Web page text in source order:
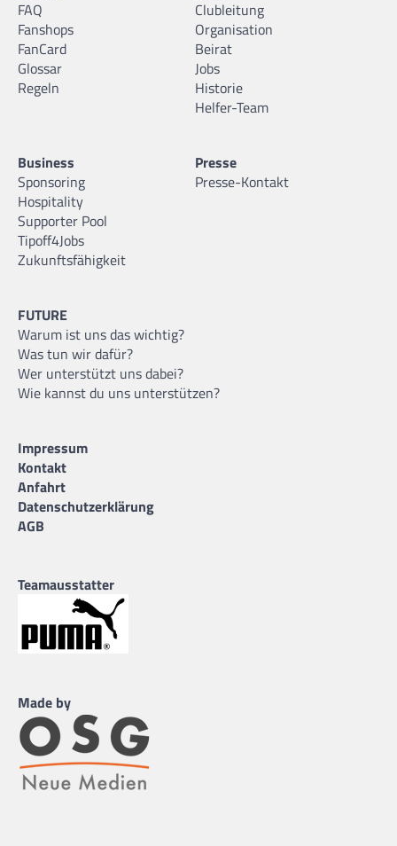
FAQ
Fanshops
FanCard
Glossar
Regeln
Clubleitung
Organisation
Beirat
Jobs
Historie
Helfer-Team
Business
Sponsoring
Hospitality
Supporter Pool
Tipoff4Jobs
Zukunftsfähigkeit
Presse
Presse-Kontakt
FUTURE
Warum ist uns das wichtig?
Was tun wir dafür?
Wer unterstützt uns dabei?
Wie kannst du uns unterstützen?
Impressum
Kontakt
Anfahrt
Datenschutzerklärung
AGB
Teamausstatter
Made by